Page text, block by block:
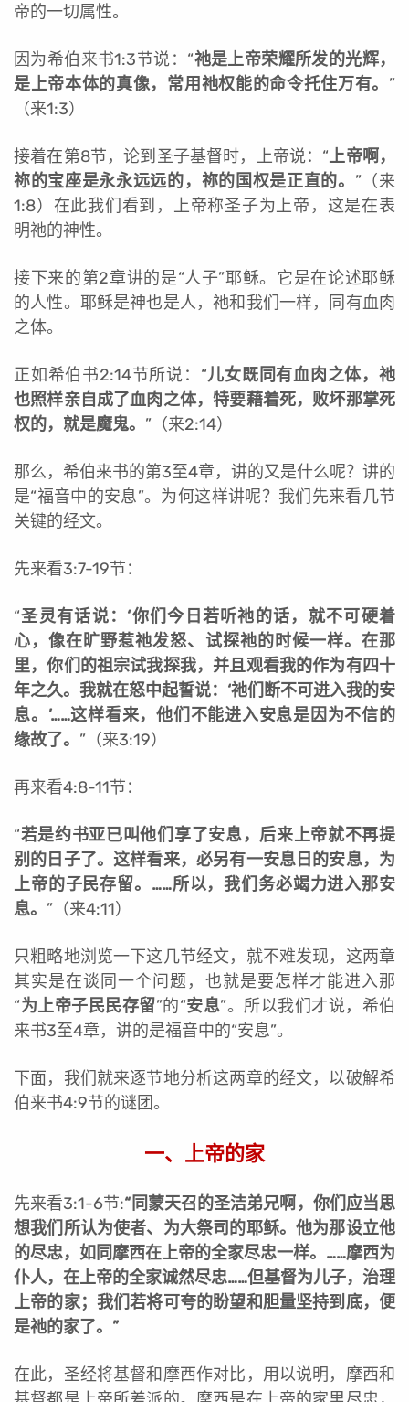
帝的一切属性。
因为希伯来书1:3节说：“祂是上帝荣耀所发的光辉，
是上帝本体的真像，常用祂权能的命令托住万有。 ”
（来1:3）
接着在第8节，论到圣子基督时，上帝说：“上帝啊，
祢的宝座是永永远远的，祢的国权是正直的。 ”（来
1:8）在此我们看到，上帝称圣子为上帝，这是在表
明祂的神性。
接下来的第2章讲的是“人子”耶稣。它是在论述耶稣
的人性。耶稣是神也是人，祂和我们一样，同有血肉
之体。
正如希伯书2:14节所说：“儿女既同有血肉之体，祂
也照样亲自成了血肉之体，特要藉着死，败坏那掌死
权的，就是魔鬼。 ”（来2:14）
那么，希伯来书的第3至4章，讲的又是什么呢？讲的
是“福音中的安息”。为何这样讲呢？我们先来看几节
关键的经文。
先来看3:7-19节：
“圣灵有话说：‘你们今日若听祂的话，就不可硬着
心，像在旷野惹祂发怒、试探祂的时候一样。在那
里，你们的祖宗试我探我，并且观看我的作为有四十
年之久。我就在怒中起誓说：‘祂们断不可进入我的安
息。’……这样看来，他们不能进入安息是因为不信的
缘故了。 ”（来3:19）
再来看4:8-11节：
“若是约书亚已叫他们享了安息，后来上帝就不再提
别的日子了。这样看来，必另有一安息日的安息，为
上帝的子民存留。……所以，我们务必竭力进入那安
息。 ”（来4:11）
只粗略地浏览一下这几节经文，就不难发现，这两章
其实是在谈同一个问题，也就是要怎样才能进入那
“为上帝子民民存留”的“安息”。所以我们才说，希伯
来书3至4章，讲的是福音中的“安息”。
下面，我们就来逐节地分析这两章的经文，以破解希
伯来书4:9节的谜团。
一、上帝的家
先来看3:1-6节:“同蒙天召的圣洁弟兄啊，你们应当思
想我们所认为使者、为大祭司的耶稣。他为那设立他
的尽忠，如同摩西在上帝的全家尽忠一样。……摩西为
仆人，在上帝的全家诚然尽忠……但基督为儿子，治理
上帝的家；我们若将可夸的盼望和胆量坚持到底，便
是祂的家了。”
在此，圣经将基督和摩西作对比，用以说明，摩西和